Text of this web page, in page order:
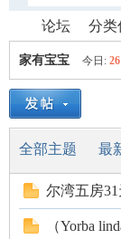
美»
论坛 分类
家有宝宝 今日: 26
全部主题 最
尔湾五房31
（Yorba